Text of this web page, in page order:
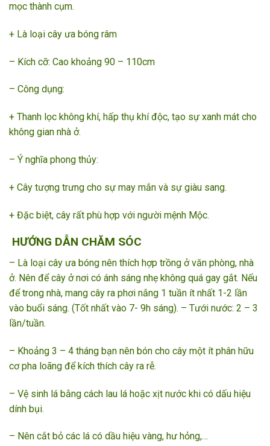
mọc thành cụm.
+ Là loại cây ưa bóng râm
– Kích cỡ: Cao khoảng 90 – 110cm
– Công dụng:
+ Thanh lọc không khí, hấp thụ khí độc, tạo sự xanh mát cho
không gian nhà ở.
– Ý nghĩa phong thủy:
+ Cây tượng trưng cho sự may mắn và sự giàu sang.
+ Đặc biệt, cây rất phù hợp với người mệnh Mộc.
HƯỚNG DẪN CHĂM SÓC
– Là loại cây ưa bóng nên thích hợp trồng ở văn phòng, nhà
ở. Nên để cây ở nơi có ánh sáng nhẹ không quá gay gắt. Nếu
để trong nhà, mang cây ra phơi nắng 1 tuần ít nhất 1-2 lần
vào buổi sáng. (Tốt nhất vào 7- 9h sáng). – Tưới nước: 2 – 3
lần/tuần.
– Khoảng 3 – 4 tháng bạn nên bón cho cây một ít phân hữu
cơ pha loãng để kích thích cây ra rễ.
– Vệ sinh lá bằng cách lau lá hoặc xịt nước khi có dấu hiệu
dính bụi.
– Nên cắt bỏ các lá có dầu hiệu vàng, hư hỏng,…